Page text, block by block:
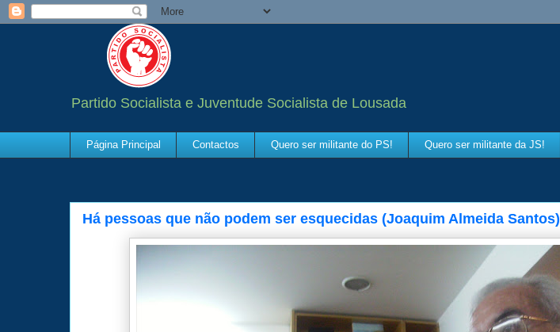
Partido Socialista e Juventude Socialista de Lousada
Página Principal Contactos Quero ser militante do PS! Quero ser militante da JS!
Há pessoas que não podem ser esquecidas (Joaquim Almeida Santos)